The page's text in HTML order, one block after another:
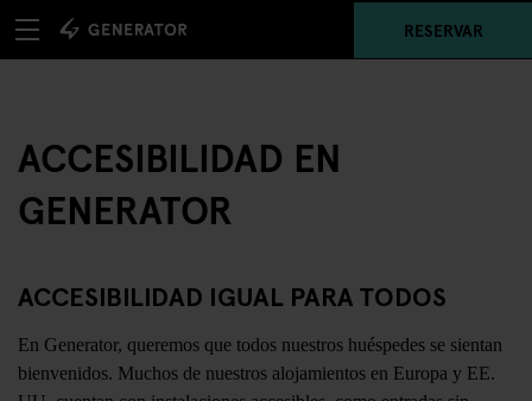
RESERVAR
ACCESIBILIDAD EN
GENERATOR
ACCESIBILIDAD IGUAL PARA TODOS
En Generator, queremos que todos nuestros huéspedes se sientan
bienvenidos. Muchos de nuestros alojamientos en Europa y EE.